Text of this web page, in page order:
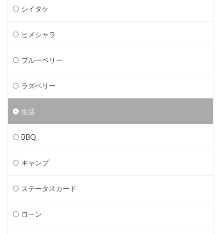
シイタケ
ヒメシャラ
ブルーベリー
ラズベリー
生活
BBQ
キャンプ
ステータスカード
ローン